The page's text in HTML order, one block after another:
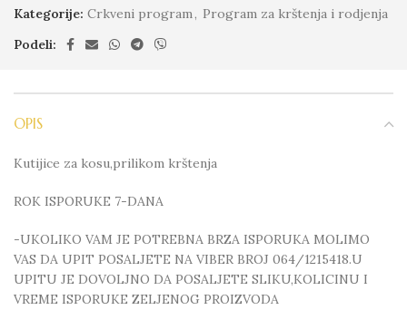
Kategorije: Crkveni program, Program za krštenja i rodjenja
Podeli:
OPIS
Kutijice za kosu,prilikom krštenja
ROK ISPORUKE 7-DANA
-UKOLIKO VAM JE POTREBNA BRZA ISPORUKA MOLIMO
VAS DA UPIT POSALJETE NA VIBER BROJ 064/1215418.U
UPITU JE DOVOLJNO DA POSALJETE SLIKU,KOLICINU I
VREME ISPORUKE ZELJENOG PROIZVODA